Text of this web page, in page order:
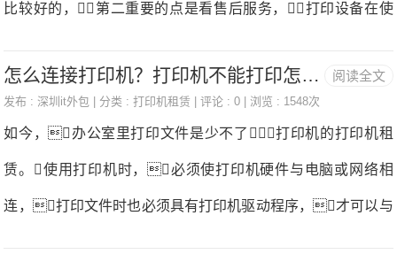
和打印机2、在打印机列表里面打印机租赁，双击打开你
的打印机3、选择功能菜单里的“新建扫描”——选择扫描4、
等待打印机开始扫描，之后就能看到扫描文件的预览打
印机租赁。
比较好的，第二重要的点是看售后服务，打印设备在使
印机的时候要考虑以下几点：1、主要是做什么用打印机租
阅读全文
怎么连接打印机？打印机不能打印怎么办？
发布 : 深圳it外包 | 分类 :打印机租赁 | 评论 : 0 | 浏览 : 1548次
如今，办公室里打印文件是少不了打印机的打印机租
赁。使用打印机时，必须使打印机硬件与电脑或网络相
连，打印文件时也必须具有打印机驱动程序，才可以与